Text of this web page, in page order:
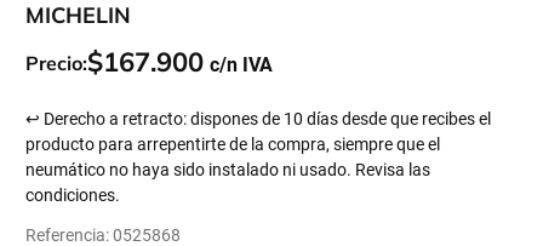
MICHELIN
Precio:$167.900
↩ Derecho a retracto: dispones de 10 días desde que recibes el
producto para arrepentirte de la compra, siempre que el
neumático no haya sido instalado ni usado. Revisa las
condiciones.
Referencia:0525868